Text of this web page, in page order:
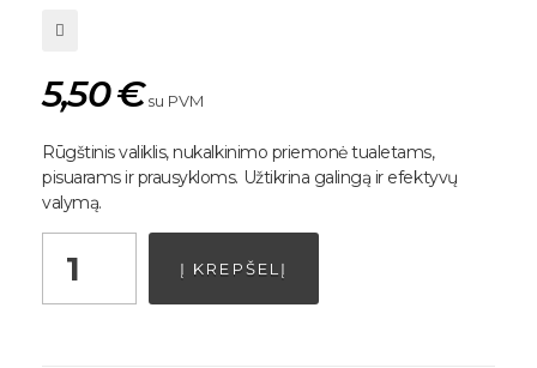
5,50€ su PVM
Rūgštinis valiklis, nukalkinimo priemonė tualetams,
pisuarams ir prausykloms. Užtikrina galingą ir efektyvų
valymą.
Į KREPŠELĮ